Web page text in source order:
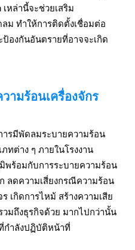
หล่านี้จะช่วยเสริม
ม ทำให้การติดตั้งเชื่อมต่อ
องกันอันตรายที่อาจจะเกิด
ามร้อนเครื่องจักร
ารมีพัดลมระบายความร้อน
ภทต่าง ๆ ภายในโรงงาน
ร้อมกับการระบายความร้อน
ลดความเสี่ยงกรณีความร้อน
เกิดการไหม้ สร้างความเสีย
วมถึงธุรกิจด้วย มากไปกว่านั้น
กำลังปฏิบัติหน้าที่